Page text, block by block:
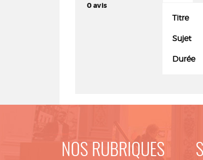
0avis
Titre
Sujet
Durée
NOS RUBRIQUES